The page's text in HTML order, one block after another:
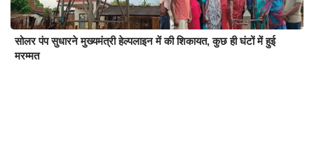
सोलर पंप सुधारने मुख्यमंत्री हेल्पलाइन में की शिकायत, कुछ ही घंटों में हुई
मरम्मत